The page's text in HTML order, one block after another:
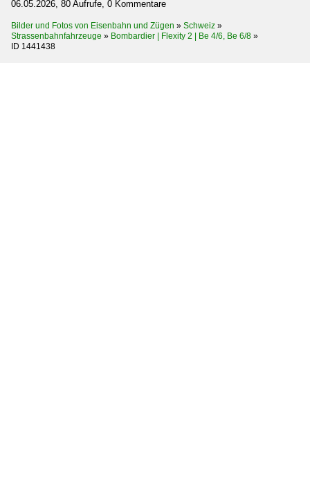
06.05.2026, 80 Aufrufe, 0 Kommentare
Bilder und Fotos von Eisenbahn und Zügen » Schweiz »
Strassenbahnfahrzeuge » Bombardier | Flexity 2 | Be 4/6, Be 6/8 »
ID 1441438